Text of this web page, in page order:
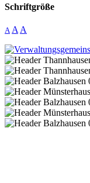
Schriftgröße
A A A